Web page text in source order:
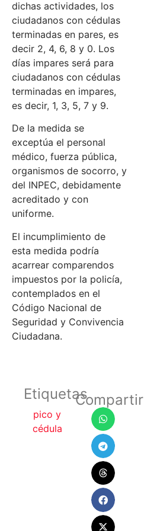
dichas actividades, los
ciudadanos con cédulas
terminadas en pares, es
decir 2, 4, 6, 8 y 0. Los
días impares será para
ciudadanos con cédulas
terminadas en impares,
es decir, 1, 3, 5, 7 y 9.
De la medida se
exceptúa el personal
médico, fuerza pública,
organismos de socorro, y
del INPEC, debidamente
acreditado y con
uniforme.
El incumplimiento de
esta medida podría
acarrear comparendos
impuestos por la policía,
contemplados en el
Código Nacional de
Seguridad y Convivencia
Ciudadana.
Etiquetas
pico y
cédula
Compartir